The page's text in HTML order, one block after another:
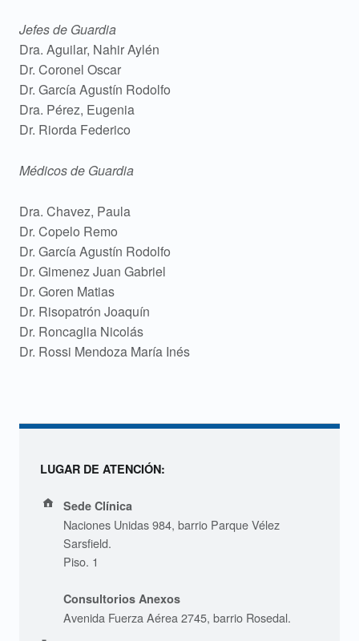
Jefes de Guardia
Dra. Aguilar, Nahir Aylén
Dr. Coronel Oscar
Dr. García Agustín Rodolfo
Dra. Pérez, Eugenia
Dr. Riorda Federico
Médicos de Guardia
Dra. Chavez, Paula
Dr. Copelo Remo
Dr. García Agustín Rodolfo
Dr. Gimenez Juan Gabriel
Dr. Goren Matias
Dr. Risopatrón Joaquín
Dr. Roncaglia Nicolás
Dr. Rossi Mendoza María Inés
LUGAR DE ATENCIÓN:
Address:
Sede Clínica
Naciones Unidas 984, barrio Parque Vélez
Sarsfield.
Piso. 1
Consultorios Anexos
Avenida Fuerza Aérea 2745, barrio Rosedal.